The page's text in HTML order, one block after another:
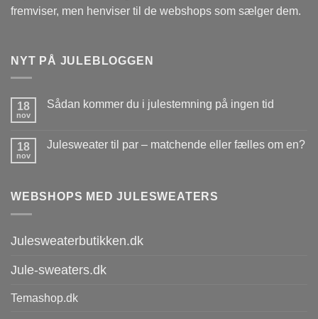
fremviser, men henviser til de webshops som sælger dem.
NYT PÅ JULEBLOGGEN
18
nov
Sådan kommer du i julestemning på ingen tid
18
nov
Julesweater til par – matchende eller fælles om en?
WEBSHOPS MED JULESWEATERS
Julesweaterbutikken.dk
Jule-sweaters.dk
Temashop.dk